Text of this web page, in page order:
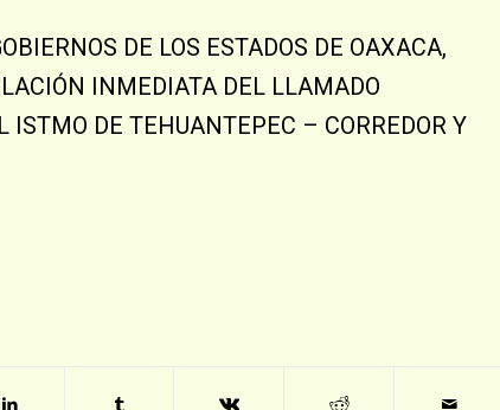
DE LOS ESTADOS DE OAXACA,
INMEDIATA DEL LLAMADO
ISTMO DE TEHUANTEPEC – CORREDOR Y